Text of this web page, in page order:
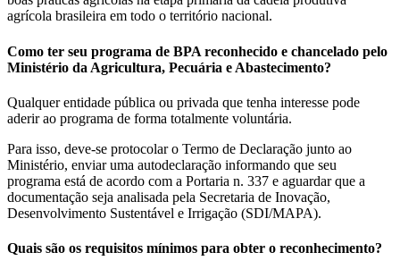
agrícola brasileira em todo o território nacional.
Como ter seu programa de BPA reconhecido e chancelado pelo
Ministério da Agricultura, Pecuária e Abastecimento?
Qualquer entidade pública ou privada que tenha interesse pode
aderir ao programa de forma totalmente voluntária.
Para isso, deve-se protocolar o Termo de Declaração junto ao
Ministério, enviar uma autodeclaração informando que seu
programa está de acordo com a Portaria n. 337 e aguardar que a
documentação seja analisada pela Secretaria de Inovação,
Desenvolvimento Sustentável e Irrigação (SDI/MAPA).
Quais são os requisitos mínimos para obter o reconhecimento?